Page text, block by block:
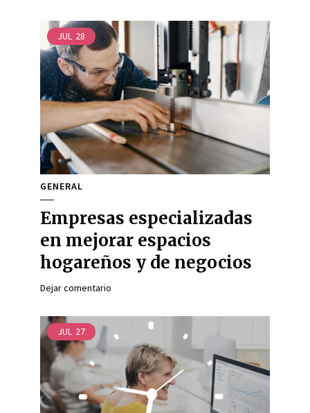
JUL 28
GENERAL
Empresas especializadas
en mejorar espacios
hogareños y de negocios
Dejar comentario
JUL 27